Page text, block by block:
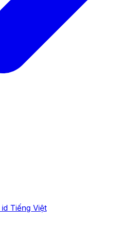
id Tiếng Việt